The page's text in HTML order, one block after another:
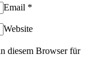
Email *
Website
diesem Browser für